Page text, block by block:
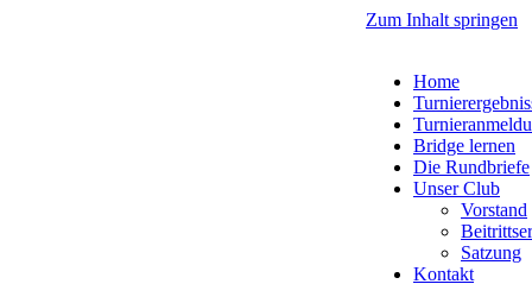
Zum Inhalt springen
Home
Bridge lernen
Die Rundbriefe
Unser Club
Vorstand
Satzung
Kontakt